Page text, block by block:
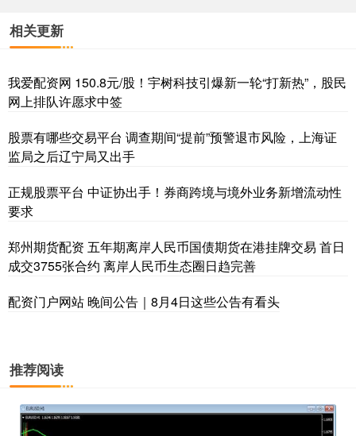
相关更新
我爱配资网 150.8元/股！宇树科技引爆新一轮“打新热”，股民
网上排队许愿求中签
股票有哪些交易平台 调查期间“提前”预警退市风险，上海证
监局之后辽宁局又出手
正规股票平台 中证协出手！券商跨境与境外业务新增流动性
要求
郑州期货配资 五年期离岸人民币国债期货在港挂牌交易 首日
成交3755张合约 离岸人民币生态圈日趋完善
配资门户网站 晚间公告｜8月4日这些公告有看头
推荐阅读